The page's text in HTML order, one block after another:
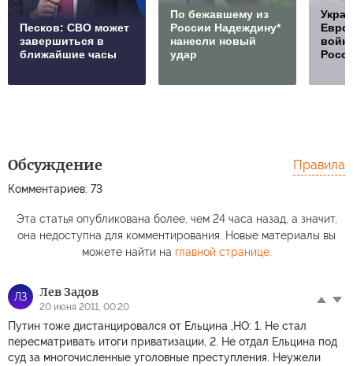
Песков: СВО может
завершиться в
ближайшие часы
По бежавшему из
России Надеждину*
нанесли новый
удар
Обсуждение
Комментариев: 73
Правила
Эта статья опубликована более, чем 24 часа назад, а значит,
она недоступна для комментирования. Новые материалы вы
можете найти на главной странице.
ЛЗ Лев Задов
20 июня 2011, 00:20
Путин тоже дистанцировался от Ельцина ,НО: 1. Не стал
пересматривать итоги приватизации, 2. Не отдал Ельцина под
суд за многочисленные уголовные преступления. Неужели